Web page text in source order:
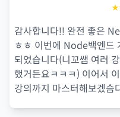
감사합니다!! 완전 좋은
ㅎㅎ 이번에 Node백엔드
되었습니다(니꼬쌤 여러
했거든요ㅋㅋㅋ) 이어서
강의까지 마스터해보겠슴